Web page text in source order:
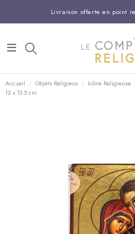
Livraison offerte en point
Entreprise Française
Support client
Commandez avant 14H,
Accueil Objets Religieux Icône Religieuse
12 x 15.5 cm